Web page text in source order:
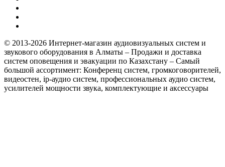
© 2013-2026 Интернет-магазин аудиовизуальных систем и
звукового оборудования в Алматы – Продажи и доставка
систем оповещения и эвакуации по Казахстану – Самый
большой ассортимент: Конференц систем, громкоговорителей,
видеостен, ip-аудио систем, профессиональных аудио систем,
усилителей мощности звука, комплектующие и аксессуары